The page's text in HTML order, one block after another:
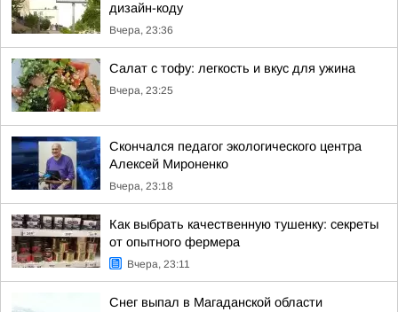
дизайн-коду
Вчера, 23:36
Салат с тофу: легкость и вкус для ужина
Вчера, 23:25
Скончался педагог экологического центра
Алексей Мироненко
Вчера, 23:18
Как выбрать качественную тушенку: секреты
от опытного фермера
Вчера, 23:11
Снег выпал в Магаданской области